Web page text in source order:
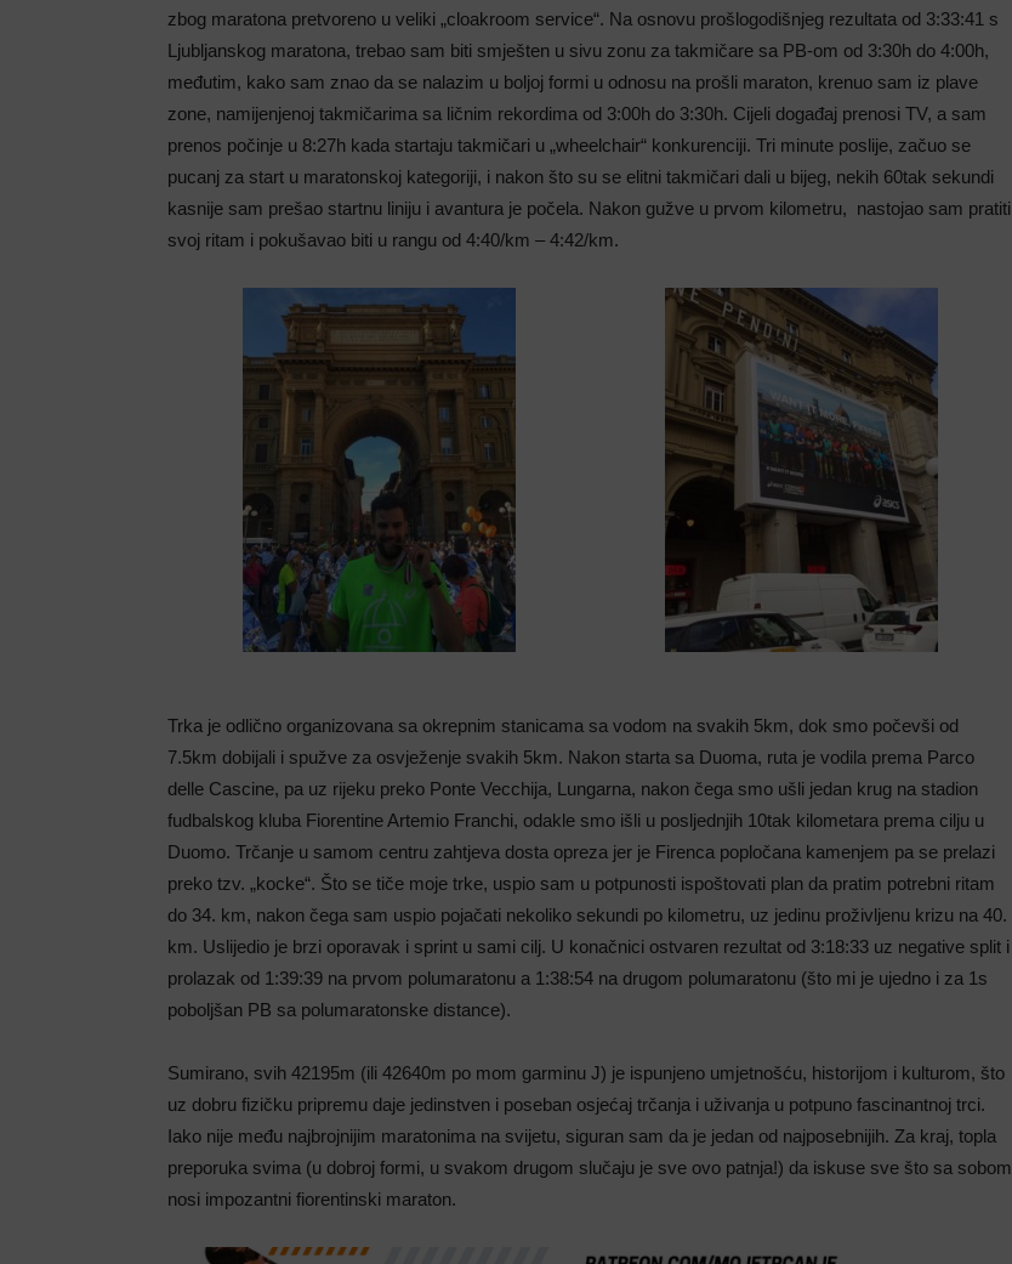
zbog maratona pretvoreno u veliki „cloakroom service“. Na osnovu prošlogodišnjeg rezultata od 3:33:41 s
Ljubljanskog maratona, trebao sam biti smješten u sivu zonu za takmičare sa PB-om od 3:30h do 4:00h,
međutim, kako sam znao da se nalazim u boljoj formi u odnosu na prošli maraton, krenuo sam iz plave
zone, namijenjenoj takmičarima sa ličnim rekordima od 3:00h do 3:30h. Cijeli događaj prenosi TV, a sam
prenos počinje u 8:27h kada startaju takmičari u „wheelchair“ konkurenciji. Tri minute poslije, začuo se
pucanj za start u maratonskoj kategoriji, i nakon što su se elitni takmičari dali u bijeg, nekih 60tak sekundi
kasnije sam prešao startnu liniju i avantura je počela. Nakon gužve u prvom kilometru, nastojao sam pratiti
svoj ritam i pokušavao biti u rangu od 4:40/km – 4:42/km.
Trka je odlično organizovana sa okrepnim stanicama sa vodom na svakih 5km, dok smo počevši od
7.5km dobijali i spužve za osvježenje svakih 5km. Nakon starta sa Duoma, ruta je vodila prema Parco
delle Cascine, pa uz rijeku preko Ponte Vecchija, Lungarna, nakon čega smo ušli jedan krug na stadion
fudbalskog kluba Fiorentine Artemio Franchi, odakle smo išli u posljednjih 10tak kilometara prema cilju u
Duomo. Trčanje u samom centru zahtjeva dosta opreza jer je Firenca popločana kamenjem pa se prelazi
preko tzv. „kocke“. Što se tiče moje trke, uspio sam u potpunosti ispoštovati plan da pratim potrebni ritam
do 34. km, nakon čega sam uspio pojačati nekoliko sekundi po kilometru, uz jedinu proživljenu krizu na 40.
km. Uslijedio je brzi oporavak i sprint u sami cilj. U konačnici ostvaren rezultat od 3:18:33 uz negative split i
prolazak od 1:39:39 na prvom polumaratonu a 1:38:54 na drugom polumaratonu (što mi je ujedno i za 1s
poboljšan PB sa polumaratonske distance).
Sumirano, svih 42195m (ili 42640m po mom garminu J) je ispunjeno umjetnošću, historijom i kulturom, što
uz dobru fizičku pripremu daje jedinstven i poseban osjećaj trčanja i uživanja u potpuno fascinantnoj trci.
Iako nije među najbrojnijim maratonima na svijetu, siguran sam da je jedan od najposebnijih. Za kraj, topla
preporuka svima (u dobroj formi, u svakom drugom slučaju je sve ovo patnja!) da iskuse sve što sa sobom
nosi impozantni fiorentinski maraton.